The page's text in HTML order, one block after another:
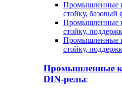
Промышленные
стойку, базовый
Промышленные
стойку,
Промышленные
стойку,
Промышленные
DIN-рельс